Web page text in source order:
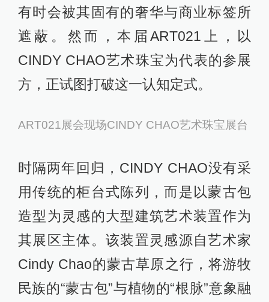
有时会被其固有的奢华与商业标签所
遮蔽。然而，本届ART021上，以
CINDY CHAO艺术珠宝为代表的参展
方，正试图打破这一认知定式。
ART021展会现场CINDY CHAO艺术珠宝展台
时隔两年回归，CINDY CHAO没有采
用传统的柜台式陈列，而是以蒙古包
造型为灵感的大型建筑艺术装置作为
其展区主体。该装置灵感源自艺术家
Cindy Chao的蒙古草原之行，将游牧
民族的“蒙古包”与植物的“根脉”意象融